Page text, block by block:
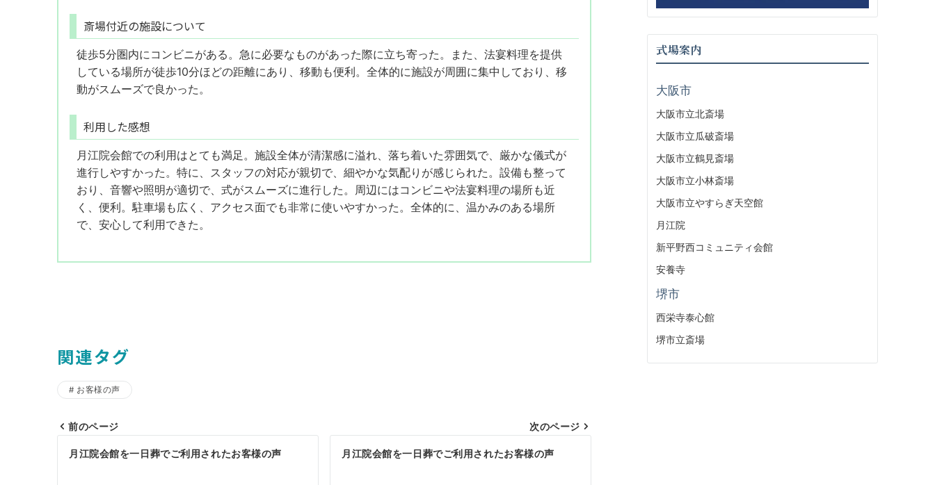
斎場付近の施設について
徒歩5分圏内にコンビニがある。急に必要なものがあった際に立ち寄った。また、法宴料理を提供
している場所が徒歩10分ほどの距離にあり、移動も便利。全体的に施設が周囲に集中しており、移
動がスムーズで良かった。
利用した感想
月江院会館での利用はとても満足。施設全体が清潔感に溢れ、落ち着いた雰囲気で、厳かな儀式が
進行しやすかった。特に、スタッフの対応が親切で、細やかな気配りが感じられた。設備も整って
おり、音響や照明が適切で、式がスムーズに進行した。周辺にはコンビニや法宴料理の場所も近
く、便利。駐車場も広く、アクセス面でも非常に使いやすかった。全体的に、温かみのある場所
で、安心して利用できた。
関連タグ
お客様の声
前のページ
月江院会館を一日葬でご利用されたお客様の声
次のページ
月江院会館を一日葬でご利用されたお客様の声
式場案内
大阪市
大阪市立北斎場
大阪市立瓜破斎場
大阪市立鶴見斎場
大阪市立小林斎場
大阪市立やすらぎ天空館
月江院
新平野西コミュニティ会館
安養寺
堺市
西栄寺泰心館
堺市立斎場